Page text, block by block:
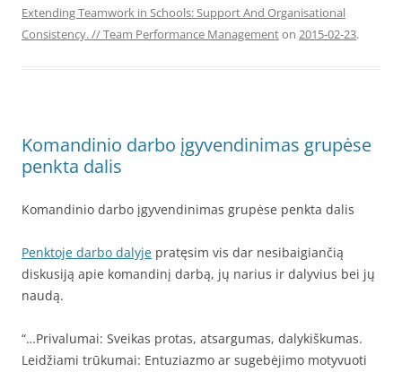
Extending Teamwork in Schools: Support And Organisational
Consistency. // Team Performance Managementon 2015-02-23.
Komandinio darbo įgyvendinimas grupėse
penkta dalis
Komandinio darbo įgyvendinimas grupėse penkta dalis
Penktoje darbo dalyje pratęsim vis dar nesibaigiančią
diskusiją apie komandinį darbą, jų narius ir dalyvius bei jų
naudą.
“…Privalumai: Sveikas protas, atsargumas, dalykiškumas.
Leidžiami trūkumai: Entuziazmo ar sugebėjimo motyvuoti